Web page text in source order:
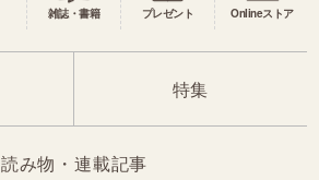
雑誌・書籍 プレゼント Onlineストア
特集
読み物・連載記事